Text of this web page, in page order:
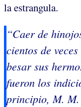
la estrangula.
“Caer de
cientos de
besar sus
fueron los
principio, M. M.